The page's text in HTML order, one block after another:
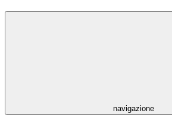
navigazione